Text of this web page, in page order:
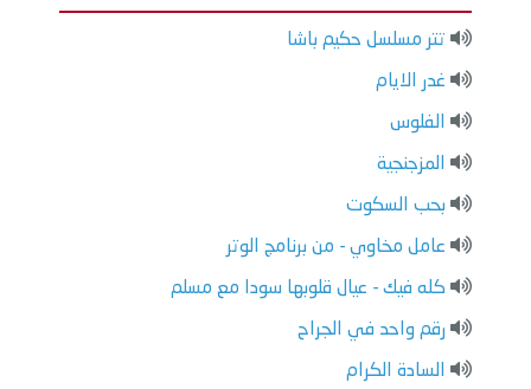
تتر مسلسل حكيم باشا
غدر الايام
الفلوس
المزجنجية
بحب السكوت
عامل مخاوي - من برنامج الوتر
كله فيك - عيال قلوبها سودا مع مسلم
رقم واحد في الجراح
السادة الكرام